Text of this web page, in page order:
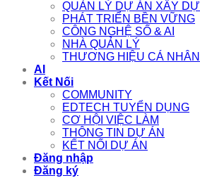
QUẢN LÝ DỰ ÁN XÂY
PHÁT TRIỂN BỀN VỮNG
CÔNG NGHỆ SỐ & AI
NHÀ QUẢN LÝ
THƯƠNG HIỆU CÁ NHÂN
AI
Kết Nối
COMMUNITY
EDTECH TUYỂN DỤNG
CƠ HỘI VIỆC LÀM
THÔNG TIN DỰ ÁN
KẾT NỐI DỰ ÁN
Đăng nhập
Đăng ký